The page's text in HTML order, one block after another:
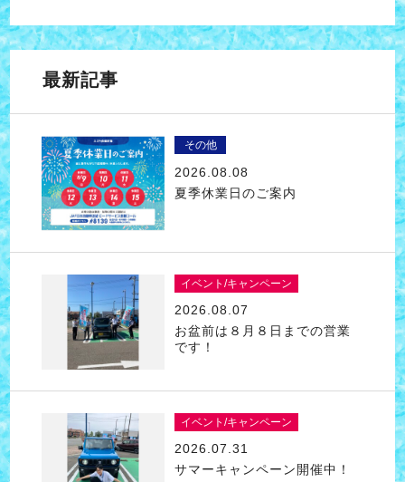
最新記事
その他
2026.08.08
夏季休業日のご案内
イベント/キャンペーン
2026.08.07
お盆前は８月８日までの営業
です！
イベント/キャンペーン
2026.07.31
サマーキャンペーン開催中！